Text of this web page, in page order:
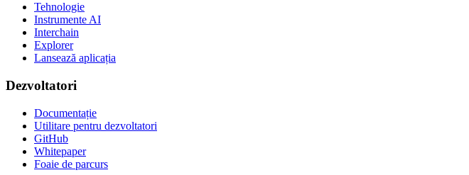
Tehnologie
Instrumente AI
Interchain
Explorer
Lansează aplicația
Dezvoltatori
Documentație
Utilitare pentru dezvoltatori
GitHub
Whitepaper
Foaie de parcurs